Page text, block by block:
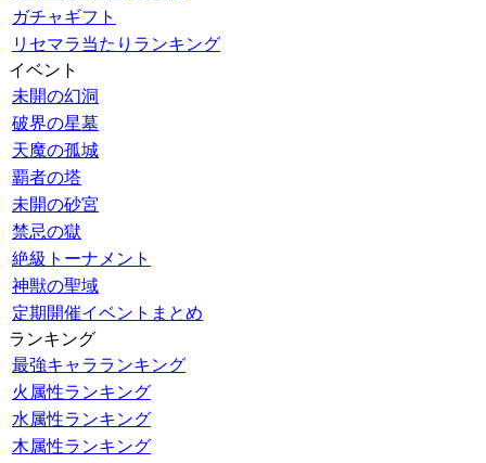
ガチャギフト
リセマラ当たりランキング
イベント
未開の幻洞
破界の星墓
天魔の孤城
覇者の塔
未開の砂宮
禁忌の獄
絶級トーナメント
神獣の聖域
定期開催イベントまとめ
ランキング
最強キャラランキング
火属性ランキング
水属性ランキング
木属性ランキング